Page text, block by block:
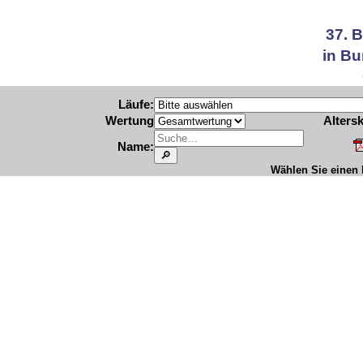
37.
in
Läufe:
Wertung
Name:
Wählen Sie einen